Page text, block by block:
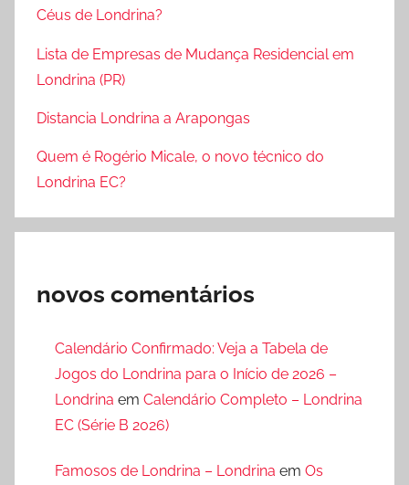
Céus de Londrina?
Lista de Empresas de Mudança Residencial em
Londrina (PR)
Distancia Londrina a Arapongas
Quem é Rogério Micale, o novo técnico do
Londrina EC?
novos comentários
Calendário Confirmado: Veja a Tabela de
Jogos do Londrina para o Início de 2026 –
Londrina em Calendário Completo – Londrina
EC (Série B 2026)
Famosos de Londrina – Londrina em Os